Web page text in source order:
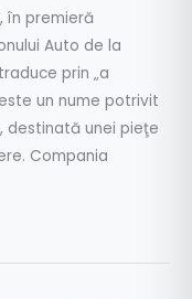
în premieră
Auto de la
prin „a
un nume potrivit
destinată unei pieţe
Compania